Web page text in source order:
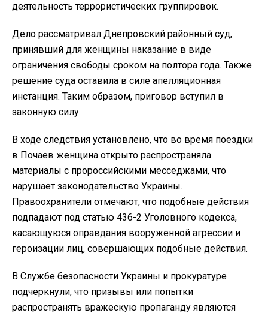
деятельность террористических группировок.
Дело рассматривал Днепровский районный суд,
принявший для женщины наказание в виде
ограничения свободы сроком на полтора года. Также
решение суда оставила в силе апелляционная
инстанция. Таким образом, приговор вступил в
законную силу.
В ходе следствия установлено, что во время поездки
в Почаев женщина открыто распространяла
материалы с пророссийскими месседжами, что
нарушает законодательство Украины.
Правоохранители отмечают, что подобные действия
подпадают под статью 436-2 Уголовного кодекса,
касающуюся оправдания вооруженной агрессии и
героизации лиц, совершающих подобные действия.
В Службе безопасности Украины и прокуратуре
подчеркнули, что призывы или попытки
распространять вражескую пропаганду являются